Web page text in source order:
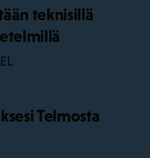
teknisillä
Telmosta